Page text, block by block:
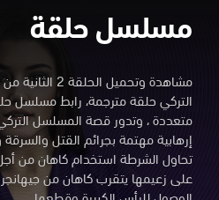
مسلسل حلقة
مشاهدة وتحميل
متعددة،
إرهابية مهتمة بجرائم القتل
تحاول الشرطة استخدام كاهان من
على زعيمها يتقرب كاهان من